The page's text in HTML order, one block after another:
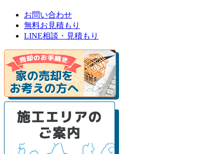
お問い合わせ
無料お見積もり
LINE相談・見積もり